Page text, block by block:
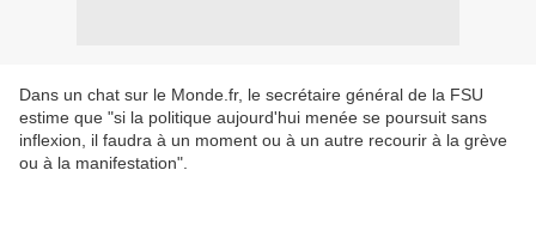
Dans un chat sur le Monde.fr, le secrétaire général de la FSU
estime que "si la politique aujourd'hui menée se poursuit sans
inflexion, il faudra à un moment ou à un autre recourir à la grève
ou à la manifestation".